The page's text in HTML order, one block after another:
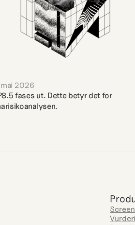
2026
fases ut. Dette betyr det for